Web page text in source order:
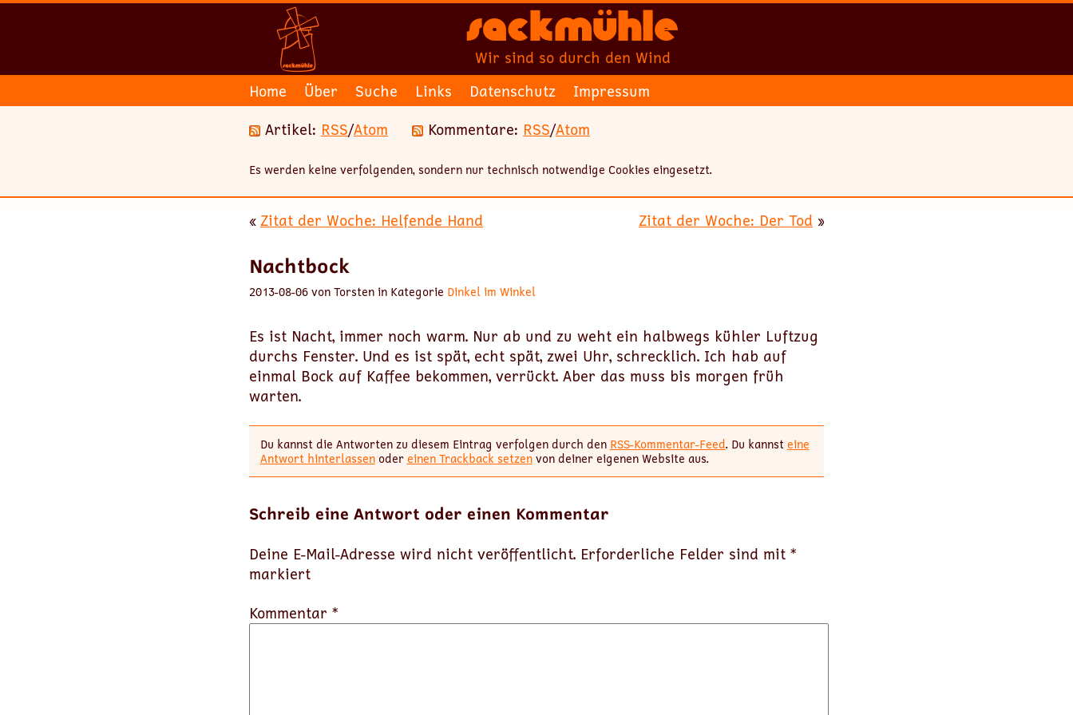
Sackmühle
Wir sind so durch den Wind
Home
Über Suche Links Datenschutz
Impressum
Artikel: RSS/Atom Kommentare: RSS/Atom
Es werden keine verfolgenden, sondern nur technisch notwendige Cookies eingesetzt.
« Zitat der Woche: Helfende Hand Zitat der Woche: Der Tod »
Nachtbock
2013-08-06 von Torsten in Kategorie Dinkel im Winkel
Es ist Nacht, immer noch warm. Nur ab und zu weht ein halbwegs kühler Luftzug
durchs Fenster. Und es ist spät, echt spät, zwei Uhr, schrecklich. Ich hab auf
einmal Bock auf Kaffee bekommen, verrückt. Aber das muss bis morgen früh
warten.
Du kannst die Antworten zu diesem Eintrag verfolgen durch den RSS-Kommentar-Feed. Du kannsteine
Antwort hinterlassenodereinen Trackback setzenvon deiner eigenen Website aus.
Schreib eine Antwort oder einen Kommentar
Deine E-Mail-Adresse wird nicht veröffentlicht. Erforderliche Felder sind mit *
markiert
Kommentar *